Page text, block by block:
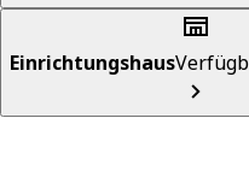
Einrichtungshaus